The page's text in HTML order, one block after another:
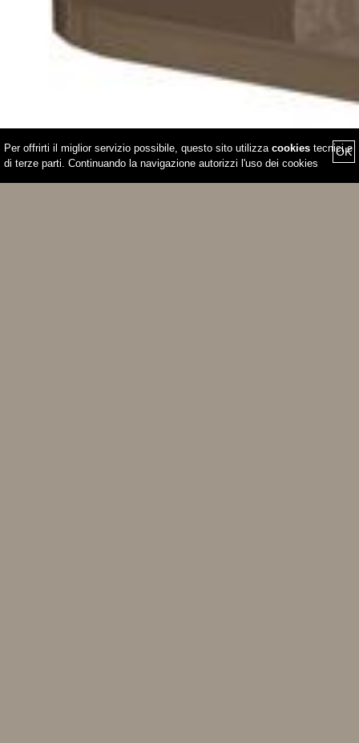
OK
Per offrirti il miglior servizio possibile, questo sito utilizza cookies tecnici e
di terze parti. Continuando la navigazione autorizzi l'uso dei cookies